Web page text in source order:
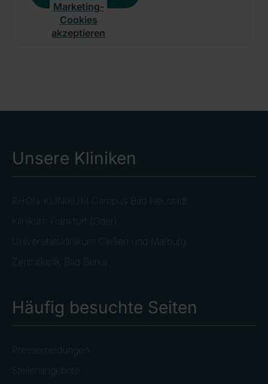
Marketing-
Cookies
akzeptieren
Unsere Kliniken
RHÖN-KLINIKUM Campus Bad Neustadt
Klinikum Frankfurt (Oder)
Universitätsklinikum Gießen und Marburg
Zentralklinik Bad Berka
Häufig besuchte Seiten
Pressemeldungen
Stellenangebote